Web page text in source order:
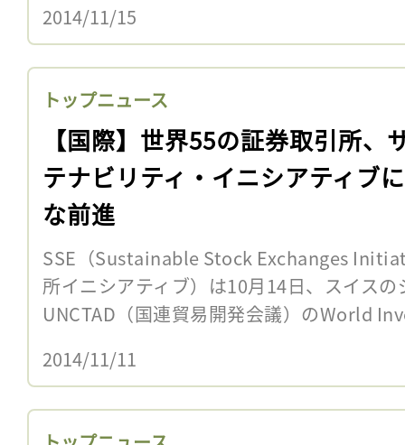
2014/11/15
トップニュース
【国際】世界55の証券取引所、
テナビリティ・イニシアティブ
な前進
SSE（Sustainable Stock Exchanges
所イニシアティブ）は10月14日、スイス
UNCTAD（国連貿易開発会議）のWorld
2014/11/11